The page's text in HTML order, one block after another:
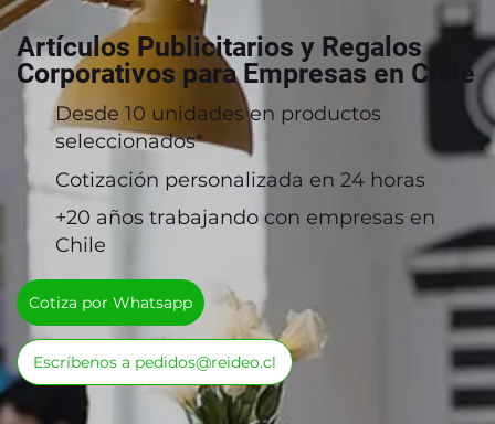
Artículos Publicitarios y Regalos
Corporativos para Empresas en Chile
Desde 10 unidades en productos
seleccionados*
Cotización personalizada en 24 horas
+20 años trabajando con empresas en
Chile
Cotiza por Whatsapp
Escríbenos a pedidos@reideo.cl